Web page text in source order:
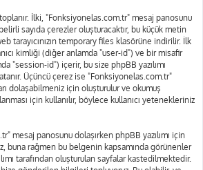
İlki, "Fonksiyonelas.com.tr" mesaj panosunu
sayıda çerezler oluşturacaktır, bu küçük metin
tarayıcınızın temporary files klasörüne indirilir. İlk
kimliği (diğer anlamda "user-id") ve bir misafir
"session-id") içerir, bu size phpBB yazılımı
Üçüncü çerez ise "Fonksiyonelas.com.tr"
dolaşabilmeniz için oluşturulur ve okumuş
için kullanılır, böylece kullanıcı yetenekleriniz
mesaj panosunu dolaşırken phpBB yazılımı için
buna rağmen bu belgenin kapsamında görünenler
tarafından oluşturulan sayfalar kastedilmektedir.